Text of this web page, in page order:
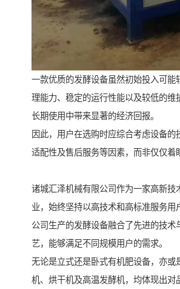
一款优质的发酵设备虽然初始投入可能
理能力、稳定的运行性能以及较低的维
长期使用中带来显著的经济回报。
因此，用户在选购时应综合考虑设备的
适配性及售后服务等因素，而非仅仅着
诸城汇泽机械有限公司作为一家高新技
业，始终坚持以高技术和高标准服务用
公司生产的发酵设备融合了先进的技术
艺，能够满足不同规模用户的需求。
无论是立式还是卧式有机肥设备，亦或
机、烘干机及高温发酵机，均体现出对